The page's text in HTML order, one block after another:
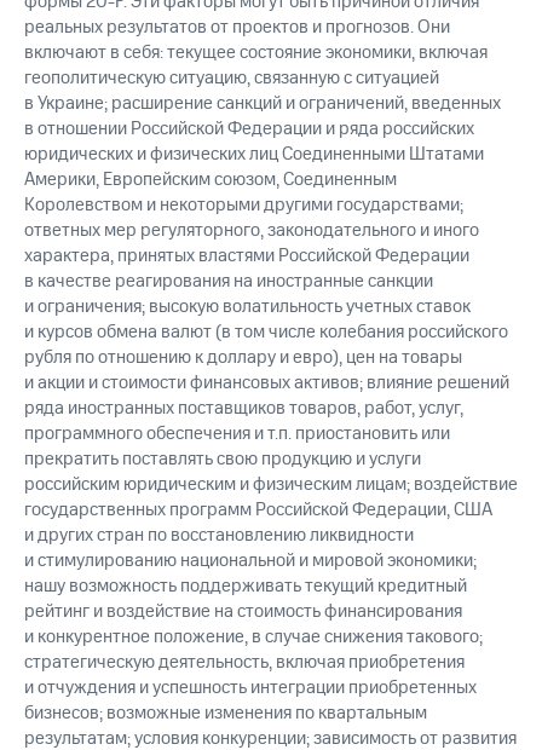
реальных результатов от проектов и прогнозов. Они
включают в себя: текущее состояние экономики, включая
геополитическую ситуацию, связанную с ситуацией
в Украине; расширение санкций и ограничений, введенных
в отношении Российской Федерации и ряда российских
юридических и физических лиц Соединенными Штатами
Америки, Европейским союзом, Соединенным
Королевством и некоторыми другими государствами;
ответных мер регуляторного, законодательного и иного
характера, принятых властями Российской Федерации
в качестве реагирования на иностранные санкции
и ограничения; высокую волатильность учетных ставок
и курсов обмена валют (в том числе колебания российского
рубля по отношению к доллару и евро), цен на товары
и акции и стоимости финансовых активов; влияние решений
ряда иностранных поставщиков товаров, работ, услуг,
программного обеспечения и т.п. приостановить или
прекратить поставлять свою продукцию и услуги
российским юридическим и физическим лицам; воздействие
государственных программ Российской Федерации, США
и других стран по восстановлению ликвидности
и стимулированию национальной и мировой экономики;
нашу возможность поддерживать текущий кредитный
рейтинг и воздействие на стоимость финансирования
и конкурентное положение, в случае снижения такового;
стратегическую деятельность, включая приобретения
и отчуждения и успешность интеграции приобретенных
бизнесов; возможные изменения по квартальным
результатам; условия конкуренции; зависимость от развития